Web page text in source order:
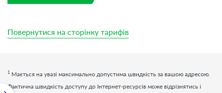
Повернутися на сторінку тарифів
1 Мається на увазі максимально допустима швидкість за вашою адресою.
Фактична швидкість доступу до Інтернет-ресурсів може відрізнятись і